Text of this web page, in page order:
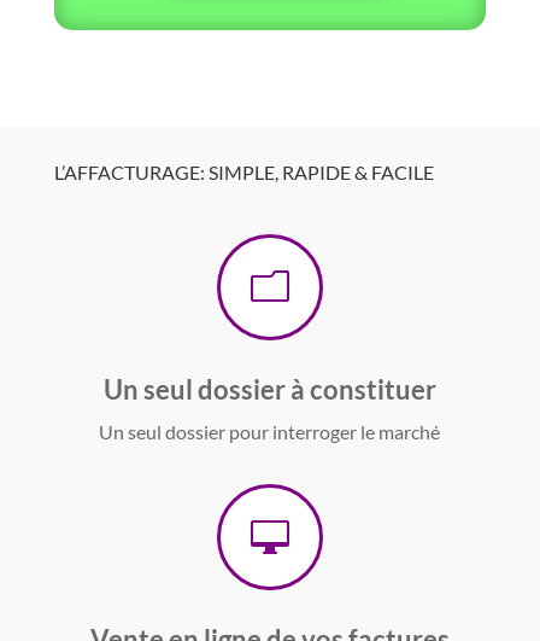
L’AFFACTURAGE: SIMPLE, RAPIDE & FACILE
m
Un seul dossier à constituer
Un seul dossier pour interroger le marché
